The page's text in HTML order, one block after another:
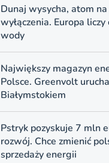
Dunaj wysycha, atom
wyłączenia. Europa
wody
Największy magazyn
Polsce. Greenvolt
Białymstokiem
Pstryk pozyskuje 7 mln
rozwój. Chce zmienić
sprzedaży energii